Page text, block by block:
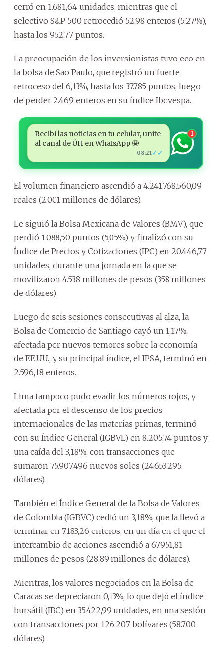
cerró en 1.681,64 unidades, mientras que el
selectivo S&P 500 retrocedió 52,98 enteros (5,27%),
hasta los 952,77 puntos.
La preocupación de los inversionistas tuvo eco en
la bolsa de Sao Paulo, que registró un fuerte
retroceso del 6,13%, hasta los 37.785 puntos, luego
de perder 2.469 enteros en su índice Ibovespa.
Recibí las noticias en tu celular, unite
al canal de ÚH en WhatsApp 🤩
08:21✓✓
1
El volumen financiero ascendió a 4.241.768.560,09
reales (2.001 millones de dólares).
Le siguió la Bolsa Mexicana de Valores (BMV), que
perdió 1.088,50 puntos (5,05%) y finalizó con su
Índice de Precios y Cotizaciones (IPC) en 20.446,77
unidades, durante una jornada en la que se
movilizaron 4.538 millones de pesos (358 millones
de dólares).
Luego de seis sesiones consecutivas al alza, la
Bolsa de Comercio de Santiago cayó un 1,17%,
afectada por nuevos temores sobre la economía
de EE.UU., y su principal índice, el IPSA, terminó en
2.596,18 enteros.
Lima tampoco pudo evadir los números rojos, y
afectada por el descenso de los precios
internacionales de las materias primas, terminó
con su Índice General (IGBVL) en 8.205,74 puntos y
una caída del 3,18%, con transacciones que
sumaron 75.907.496 nuevos soles (24.653.295
dólares).
También el Índice General de la Bolsa de Valores
de Colombia (IGBVC) cedió un 3,18%, que la llevó a
terminar en 7.183,26 enteros, en un día en el que el
intercambio de acciones ascendió a 67.951,81
millones de pesos (28,89 millones de dólares).
Mientras, los valores negociados en la Bolsa de
Caracas se depreciaron 0,13%, lo que dejó el índice
bursátil (IBC) en 35.422,99 unidades, en una sesión
con transacciones por 126.207 bolívares (58.700
dólares).